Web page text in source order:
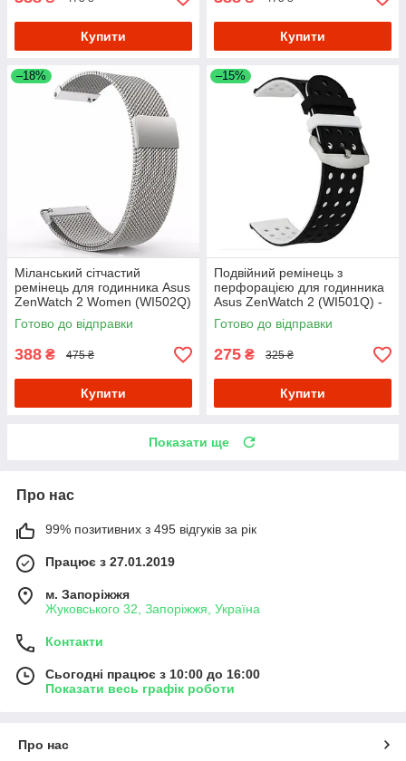
Купити Купити
–18%
Міланський сітчастий
ремінець для годинника Asus
ZenWatch 2 Women (WI502Q)
- Silver
Готово до відправки
388 ₴ 475 ₴
Купити
–15%
Подвійний ремінець з
перфорацією для годинника
Asus ZenWatch 2 (WI501Q) -
Black&White
Готово до відправки
275 ₴ 325 ₴
Купити
Показати ще
Про нас
99% позитивних з 495 відгуків за рік
Працює з 27.01.2019
м. Запоріжжя
Жуковського 32, Запоріжжя, Україна
Контакти
Сьогодні працює з 10:00 до 16:00
Показати весь графік роботи
Про нас